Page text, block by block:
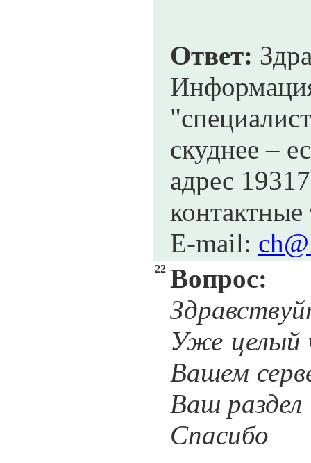
Ответ:
скуднее –
адрес
E-mail:
22 Вопрос:
Уже целый
Вашем
Ваш
Спасибо